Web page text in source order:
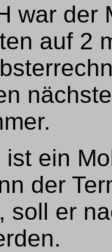
war der
auf 2
ein
der
er